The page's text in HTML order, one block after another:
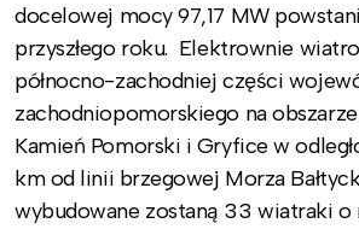
docelowej mocy 97,17 MW
przyszłego roku. Elektrownie
północno-zachodniej części
zachodniopomorskiego na
Kamień Pomorski i Gryfice w
km od linii brzegowej Morza
wybudowane zostaną 33 wiatraki o